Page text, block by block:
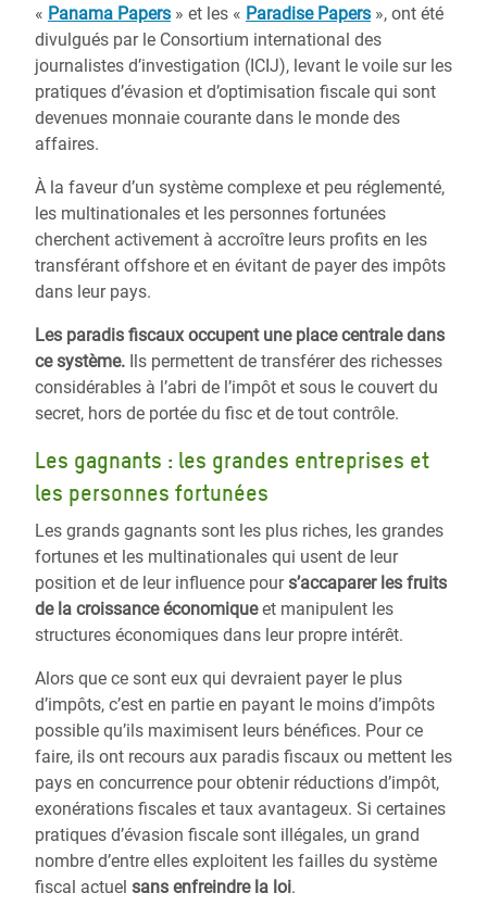
« Panama Papers » et les « Paradise Papers », ont été
divulgués par le Consortium international des
journalistes d’investigation (ICIJ), levant le voile sur les
pratiques d’évasion et d’optimisation fiscale qui sont
devenues monnaie courante dans le monde des
affaires.
À la faveur d’un système complexe et peu réglementé,
les multinationales et les personnes fortunées
cherchent activement à accroître leurs profits en les
transférant offshore et en évitant de payer des impôts
dans leur pays.
Les paradis fiscaux occupent une place centrale dans
ce système. Ils permettent de transférer des richesses
considérables à l’abri de l’impôt et sous le couvert du
secret, hors de portée du fisc et de tout contrôle.
Les gagnants : les grandes entreprises et
les personnes fortunées
Les grands gagnants sont les plus riches, les grandes
fortunes et les multinationales qui usent de leur
position et de leur influence pour s’accaparer les fruits
de la croissance économiqueet manipulent les
structures économiques dans leur propre intérêt.
Alors que ce sont eux qui devraient payer le plus
d’impôts, c’est en partie en payant le moins d’impôts
possible qu’ils maximisent leurs bénéfices. Pour ce
faire, ils ont recours aux paradis fiscaux ou mettent les
pays en concurrence pour obtenir réductions d’impôt,
exonérations fiscales et taux avantageux. Si certaines
pratiques d’évasion fiscale sont illégales, un grand
nombre d’entre elles exploitent les failles du système
fiscal actuel sans enfreindre la loi.